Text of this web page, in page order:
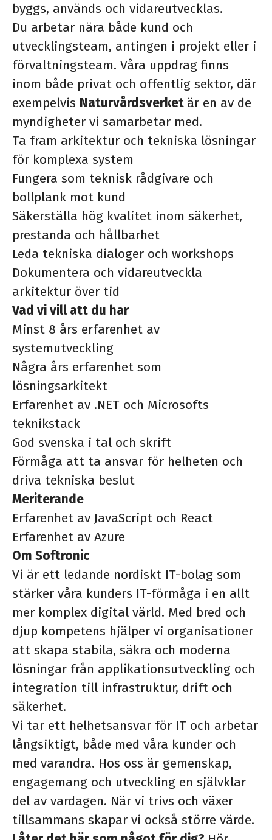
byggs, används och vidareutvecklas.
Du arbetar nära både kund och
utvecklingsteam, antingen i projekt eller i
förvaltningsteam. Våra uppdrag finns
inom både privat och offentlig sektor, där
exempelvis Naturvårdsverket är en av de
myndigheter vi samarbetar med.
Ta fram arkitektur och tekniska lösningar
för komplexa system
Fungera som teknisk rådgivare och
bollplank mot kund
Säkerställa hög kvalitet inom säkerhet,
prestanda och hållbarhet
Leda tekniska dialoger och workshops
Dokumentera och vidareutveckla
arkitektur över tid
Vad vi vill att du har
Minst 8 års erfarenhet av
systemutveckling
Några års erfarenhet som
lösningsarkitekt
Erfarenhet av .NET och Microsofts
teknikstack
God svenska i tal och skrift
Förmåga att ta ansvar för helheten och
driva tekniska beslut
Meriterande
Erfarenhet av JavaScript och React
Erfarenhet av Azure
Om Softronic
Vi är ett ledande nordiskt IT-bolag som
stärker våra kunders IT-förmåga i en allt
mer komplex digital värld. Med bred och
djup kompetens hjälper vi organisationer
att skapa stabila, säkra och moderna
lösningar från applikationsutveckling och
integration till infrastruktur, drift och
säkerhet.
Vi tar ett helhetsansvar för IT och arbetar
långsiktigt, både med våra kunder och
med varandra. Hos oss är gemenskap,
engagemang och utveckling en självklar
del av vardagen. När vi trivs och växer
tillsammans skapar vi också större värde.